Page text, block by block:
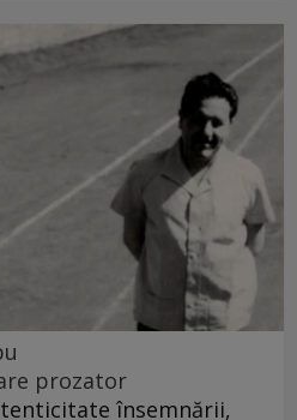
prozator
însemnării,